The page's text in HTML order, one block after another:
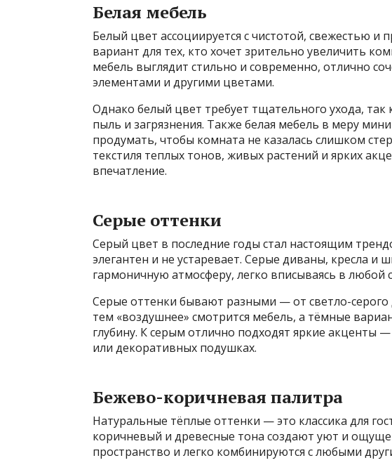
Белая мебель
Белый цвет ассоциируется с чистотой, свежестью
вариант для тех, кто хочет зрительно увеличить
мебель выглядит стильно и современно, отлично
элементами и другими цветами.
Однако белый цвет требует тщательного ухода,
пыль и загрязнения. Также белая мебель в меру
продумать, чтобы комната не казалась слишком
текстиля теплых тонов, живых растений и ярких
впечатление.
Серые оттенки
Серый цвет в последние годы стал настоящим
элегантен и не устаревает. Серые диваны, кресла и
гармоничную атмосферу, легко вписываясь в любой
Серые оттенки бывают разными — от светло-серого
тем «воздушнее» смотрится мебель, а тёмные
глубину. К серым отлично подходят яркие акценты
или декоративных подушках.
Бежево-коричневая палитра
Натуральные тёплые оттенки — это классика для
коричневый и древесные тона создают уют и
пространство и легко комбинируются с любыми